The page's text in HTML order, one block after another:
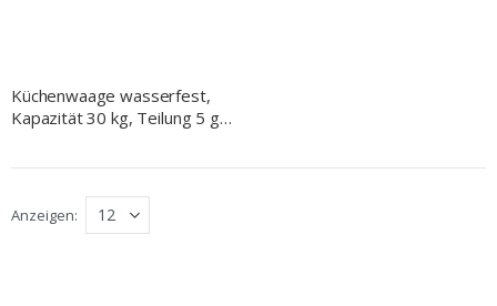
Küchenwaage wasserfest,
Kapazität 30 kg, Teilung 5 g,
Anzeigen